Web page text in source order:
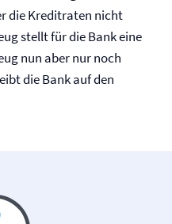
die Kreditraten nicht
stellt für die Bank eine
nun aber nur noch
die Bank auf den